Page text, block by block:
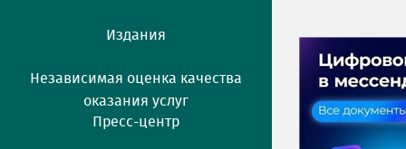
Издания
Независимая оценка качества
оказания услуг
Пресс-центр